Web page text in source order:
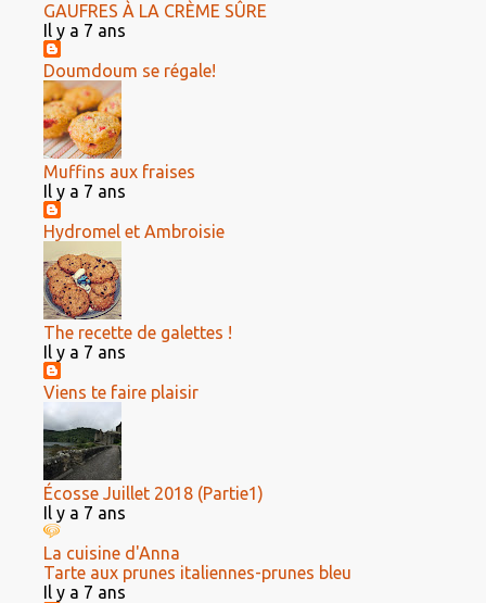
GAUFRES À LA CRÈME SÛRE
Il y a 7 ans
Doumdoum se régale!
Muffins aux fraises
Il y a 7 ans
Hydromel et Ambroisie
The recette de galettes !
Il y a 7 ans
Viens te faire plaisir
Écosse Juillet 2018 (Partie1)
Il y a 7 ans
La cuisine d'Anna
Tarte aux prunes italiennes-prunes bleu
Il y a 7 ans